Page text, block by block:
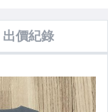
出價紀錄